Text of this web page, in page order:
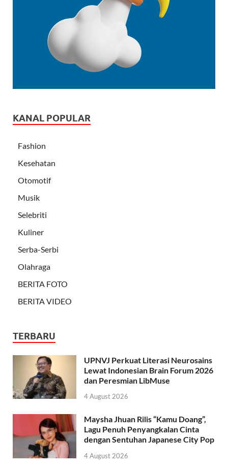
KANAL POPULAR
Fashion
Kesehatan
Otomotif
Musik
Selebriti
Kuliner
Serba-Serbi
Olahraga
BERITA FOTO
BERITA VIDEO
TERBARU
UPNVJ Perkuat Literasi Neurosains
Lewat Indonesian Brain Forum 2026
dan Peresmian LibMuse
4 August 2026
Maysha Jhuan Rilis “Kamu Doang”,
Lagu Penuh Penyangkalan Cinta
dengan Sentuhan Japanese City Pop
4 August 2026